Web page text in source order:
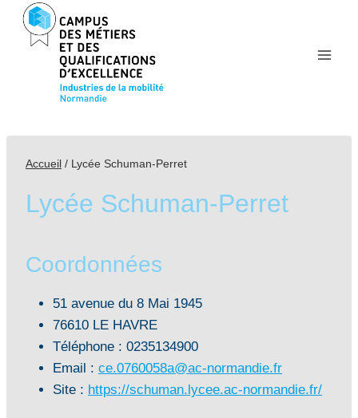
Aller
Accueil / Lycée Schuman-Perret
Lycée Schuman-Perret
Coordonnées
51 avenue du 8 Mai 1945
76610 LE HAVRE
Téléphone : 0235134900
Email : ce.0760058a@ac-normandie.fr
Site : https://schuman.lycee.ac-normandie.fr/